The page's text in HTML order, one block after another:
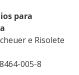
para
e Risolete
005-8